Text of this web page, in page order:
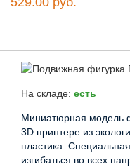
баланс вещей — это
http://parkservis.ru/
На складе: есть
Миниатюрная модель
3D принтере из
пластика.
изгибаться во всех